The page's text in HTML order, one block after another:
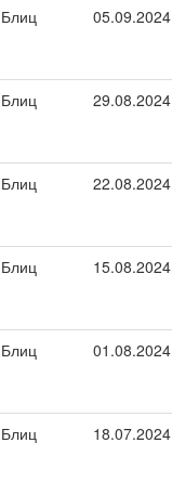
Блиц 05.09.2024
Блиц 29.08.2024
Блиц 22.08.2024
Блиц 15.08.2024
Блиц 01.08.2024
Блиц 18.07.2024